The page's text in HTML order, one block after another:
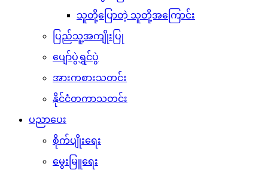
သူတို့ပြောတဲ့ သူတို့အကြောင်း
ပြည်သူ့အကျိုးပြု
ပျော်ပွဲရွှင်ပွဲ
အားကစားသတင်း
နိုင်ငံတကာသတင်း
ပညာပေး
စိုက်ပျိုးရေး
မွေးမြူရေး